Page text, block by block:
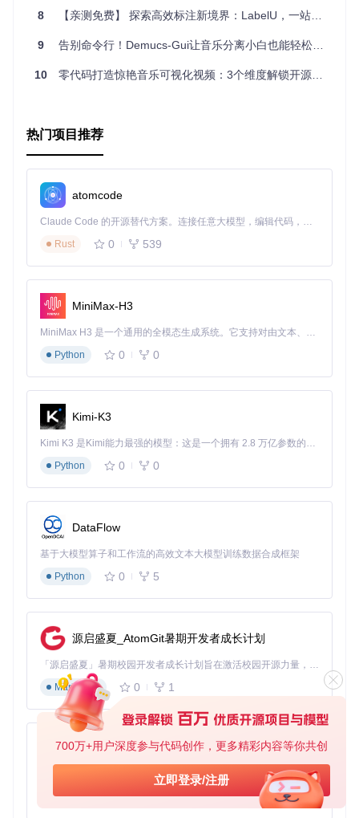
700万+用户深度参与代码创作，更多精彩内容等你共创
立即登录/注册
认设置。
户，那么FlexASIOGUI无疑是一个值得尝试的开源项目。立即
8 【亲测免费】 探索高效标注新境界：LabelU，一站式多模态数据标注神器
9 告别命令行！Demucs-Gui让音乐分离小白也能轻松上手
10 零代码打造惊艳音乐可视化视频：3个维度解锁开源工具的动态视觉魅力
热门项目推荐
atomcode
Claude Code 的开源替代方案。连接任意大模型，编辑代码，运行命令，自动验证 — 全自动执行。用 Rust 构建，极致性能。 ｜ An open-source alternative to Claude Code. Connect any LLM, edit code, run commands, and verify changes — autonomously. Built in Rust for speed. Get Started
Rust
0 539
MiniMax-H3
MiniMax H3 是一个通用的全模态生成系统。它支持对由文本、图像、视频和音频组成的多模态上下文进行统一理解，并能生成分辨率高达 2K、时长可达 15 秒的带原生立体声音频的视频。得益于面向任务泛化的系统设计，H3 在预训练阶段就已具备广泛的多模态上下文理解与生成能力，能够出色地执行复杂的多模态指令。
Python
0 0
Kimi-K3
Kimi K3 是Kimi能力最强的模型：这是一个拥有 2.8 万亿参数的混合专家（MoE）模型，具备原生视觉理解能力，并支持 100 万 token 的上下文窗口。
Python
0 0
DataFlow
基于大模型算子和工作流的高效文本大模型训练数据合成框架
Python
0 5
源启盛夏_AtomGit暑期开发者成长计划
「源启盛夏」暑期校园开发者成长计划旨在激活校园开源力量，通过积分激励、认证扶持、资源倾斜等形式，引导高校组织和开发者完成「入驻 — 建项目 — 做贡献 — 获认证 — 得资源」的完整闭环。无论你是想带领社团入驻平台的组织者，还是希望用代码贡献证明自己的开发者，都能在这里找到属于你的成长路径。
Markdown
0 1
py-xiaozhi
基于Python的Xiaozhi AI，适用于想要完整Xiaozhi体验而无需拥有专用硬件的用户。
Python
0 1